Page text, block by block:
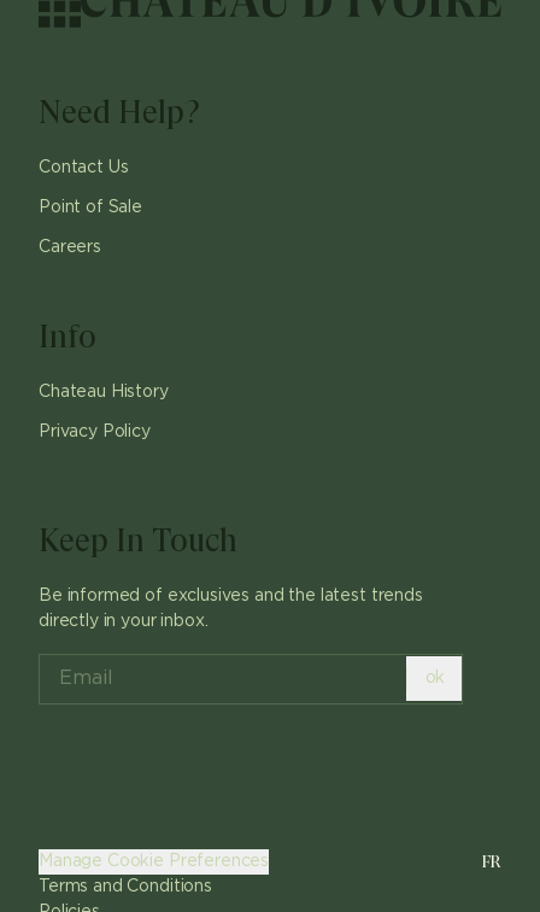
Need Help?
Contact Us
Point of Sale
Careers
Info
Chateau History
Privacy Policy
Keep In Touch
Be informed of exclusives and the latest trends
directly in your inbox.
ok
Manage Cookie Preferences
Terms and Conditions
FR